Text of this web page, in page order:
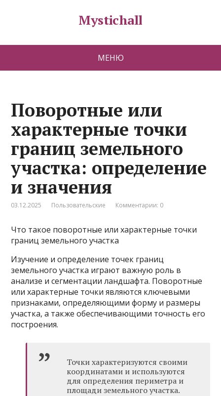
Mystichall
МЕНЮ
Поворотные или
характерные точки
границ земельного
участка: определение
и значения
03.12.2025 Пользовательские Комментарии: 0
Что такое поворотные или характерные точки
границ земельного участка
Изучение и определение точек границ
земельного участка играют важную роль в
анализе и сегментации ландшафта. Поворотные
или характерные точки являются ключевыми
признаками, определяющими форму и размеры
участка, а также обеспечивающими точность его
построения.
Точки характеризуются своими
координатами и используются
для определения периметра и
площади земельного участка.